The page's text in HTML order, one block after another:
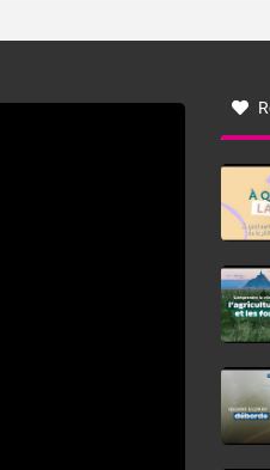
un secteur qui part du Roussillon à
aux régions montagneuses d’où